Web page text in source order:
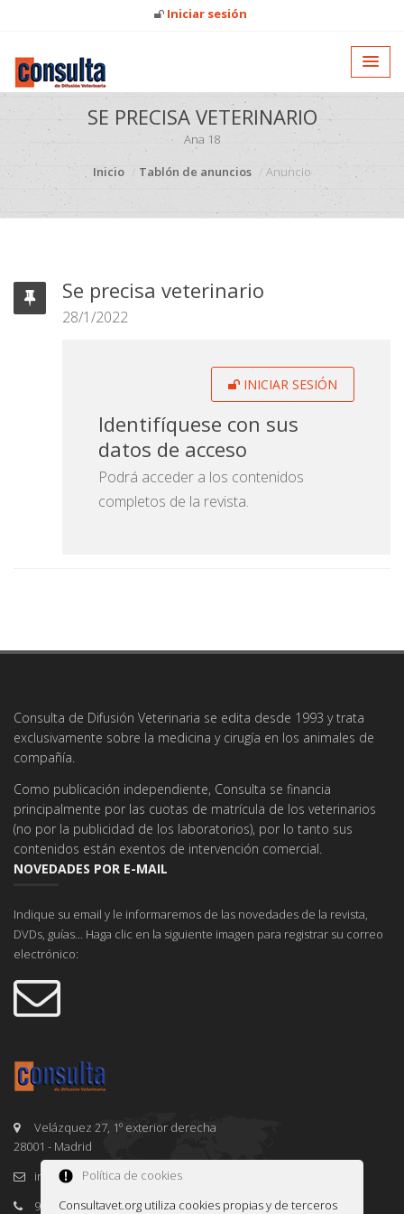
Iniciar sesión
SE PRECISA VETERINARIO
Ana 18
Inicio
Tablón de anuncios Anuncio
Se precisa veterinario
28/1/2022
INICIAR SESIÓN
Identifíquese con sus
datos de acceso
Podrá acceder a los contenidos
completos de la revista.
Consulta de Difusión Veterinaria se edita desde 1993 y trata
exclusivamente sobre la medicina y cirugía en los animales de
compañía.
Como publicación independiente, Consulta se financia
principalmente por las cuotas de matrícula de los veterinarios
(no por la publicidad de los laboratorios), por lo tanto sus
contenidos están exentos de intervención comercial.
NOVEDADES POR E-MAIL
Indique su email y le informaremos de las novedades de la revista,
DVDs, guías... Haga clic en la siguiente imagen para registrar su correo
electrónico:
Velázquez 27, 1º exterior derecha
28001 - Madrid
info@consultavet.org
91 995 38 25
Política de cookies
Consultavet.org utiliza cookies propias y de terceros